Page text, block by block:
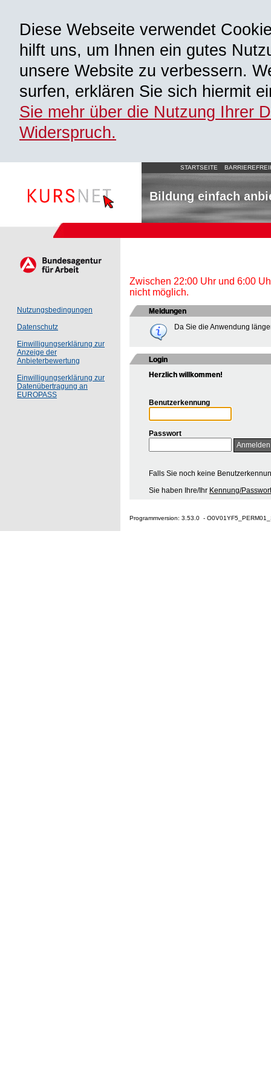
Diese Webseite verwendet
hilft uns, um Ihnen ein gutes
unsere Website zu verbessern.
surfen, erklären Sie sich hiermit
Sie mehr über die Nutzung Ihrer
Widerspruch.
STARTSEITE
Bildung einfach
Nutzungsbedingungen
Datenschutz
Einwilligungserklärung zur
Anzeige der
Anbieterbewertung
Einwilligungserklärung zur
Datenübertragung an
EUROPASS
Zwischen 22:00 Uhr und 6:00
nicht möglich.
Meldungen
Da Sie die Anwendung
Login
Herzlich willkommen!
Benutzerkennung
Passwort
Falls Sie noch keine
Sie haben Ihre/Ihr Kennung/
Programmversion: 3.53.0 -